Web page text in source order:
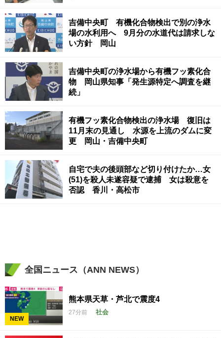
吉備中央町 有機化合物検出で別の浄水
場の水利用へ 9月分の水道代は請求しな
い方針 岡山
吉備中央町の浄水場から有機フッ素化合
物 岡山県知事「発生源特定へ調査を継
続」
有機フッ素化合物検出の浄水場 復旧は
11月末の見通し 水源を上流のダムに変
更 岡山・吉備中央町
自宅で夫の後頭部など切り付けたか…女
(51)を殺人未遂容疑で逮捕 女は殺意を
否認 香川・高松市
全国ニュース（ANN NEWS）
NEW
熊本県天草・芦北で震度4
27分前 社会